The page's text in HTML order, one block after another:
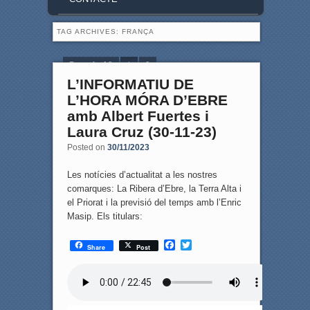
TAG ARCHIVES: FRANÇA
Page 1 of 2 1 2
L’INFORMATIU DE
L’HORA MÓRA D’EBRE
amb Albert Fuertes i
Laura Cruz (30-11-23)
Posted on 30/11/2023
Les notícies d’actualitat a les nostres
comarques: La Ribera d’Ebre, la Terra Alta i
el Priorat i la previsió del temps amb l’Enric
Masip. Els titulars:
Share Post
F
T